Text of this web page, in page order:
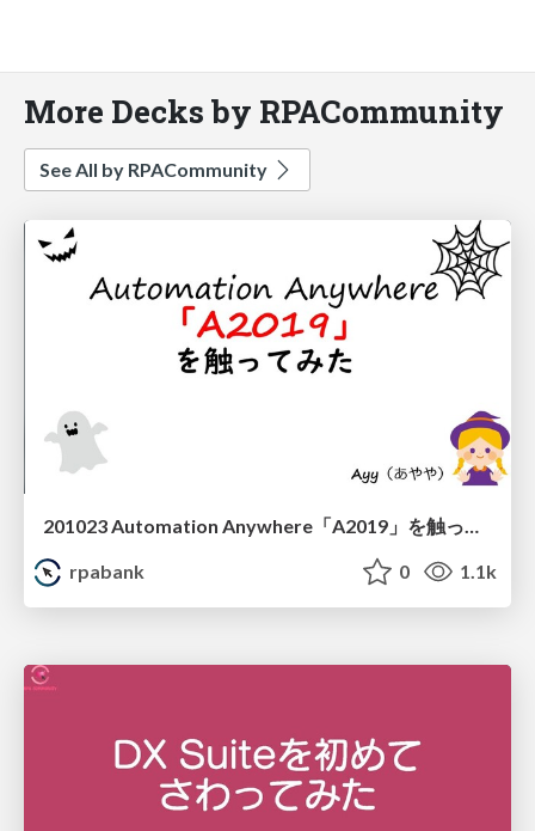
More Decks by RPACommunity
See All by RPACommunity
201023 Automation Anywhere「A2019」を触ってみた Ayy
rpabank
0 1.1k